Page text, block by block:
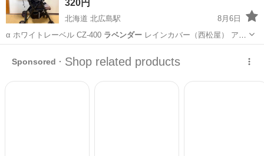
320円
北海道 北広島駅
8月6日
α ホワイトレーベル CZ-400 ラベンダーレインカバー（西松屋） アウ
トドア…